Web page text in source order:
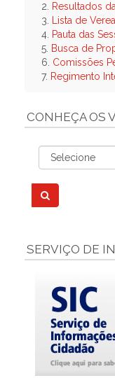
2.
Resultados
3.
Lista de
4. Pauta das
5. Busca de
6. Comissões
7. Regimento
CONHEÇA OS
SERVIÇO DE